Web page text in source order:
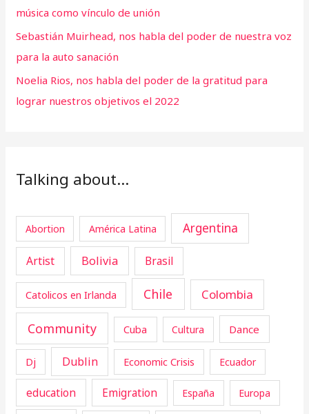
música como vínculo de unión
Sebastián Muirhead, nos habla del poder de nuestra voz
para la auto sanación
Noelia Rios, nos habla del poder de la gratitud para
lograr nuestros objetivos el 2022
Talking about…
Abortion América Latina Argentina
Artist Bolivia Brasil
Catolicos en Irlanda Chile Colombia
Community Cuba Cultura Dance
Dj Dublin Economic Crisis Ecuador
education Emigration España Europa